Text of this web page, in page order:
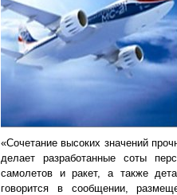
«Сочетание высоких значений
делает разработанные соты
самолетов и ракет, а также
говорится в сообщении,